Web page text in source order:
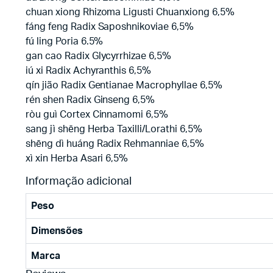
chuan xiong Rhizoma Ligusti Chuanxiong 6,5%
fáng feng Radix Saposhnikoviae 6,5%
fú ling Poria 6.5%
gan cao Radix Glycyrrhizae 6,5%
iú xi Radix Achyranthis 6,5%
qín jião Radix Gentianae Macrophyllae 6,5%
rén shen Radix Ginseng 6,5%
ròu guì Cortex Cinnamomi 6,5%
sang jì shēng Herba Taxilli/Lorathi 6,5%
shēng dì huáng Radix Rehmanniae 6,5%
xì xin Herba Asari 6,5%
Informação adicional
Peso
Dimensões
Marca